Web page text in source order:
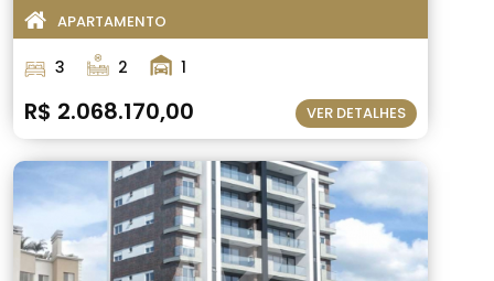
APARTAMENTO
3 2 1
R$ 2.068.170,00 VER DETALHES